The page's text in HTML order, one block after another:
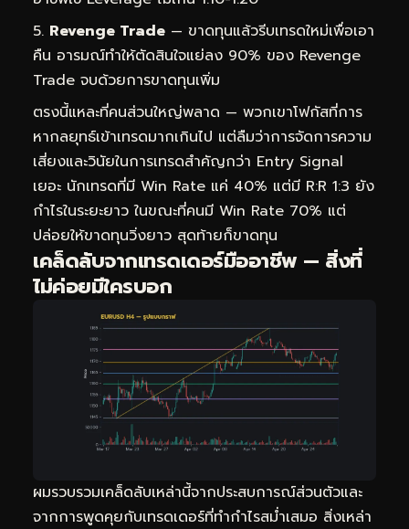
Revenge Trade — ขาดทุนแล้วรีบเทรดใหม่เพื่อเอา
คืน อารมณ์ทำให้ตัดสินใจแย่ลง 90% ของ Revenge
Trade จบด้วยการขาดทุนเพิ่ม
ตรงนี้แหละที่คนส่วนใหญ่พลาด — พวกเขาโฟกัสที่การ
หากลยุทธ์เข้าเทรดมากเกินไป แต่ลืมว่าการจัดการความ
เสี่ยงและวินัยในการเทรดสำคัญกว่า Entry Signal
เยอะ นักเทรดที่มี Win Rate แค่ 40% แต่มี R:R 1:3 ยัง
กำไรในระยะยาว ในขณะที่คนมี Win Rate 70% แต่
ปล่อยให้ขาดทุนวิ่งยาว สุดท้ายก็ขาดทุน
เคล็ดลับจากเทรดเดอร์มืออาชีพ — สิ่งที่
ไม่ค่อยมีใครบอก
ผมรวบรวมเคล็ดลับเหล่านี้จากประสบการณ์ส่วนตัวและ
จากการพูดคุยกับเทรดเดอร์ที่ทำกำไรสม่ำเสมอ สิ่งเหล่า